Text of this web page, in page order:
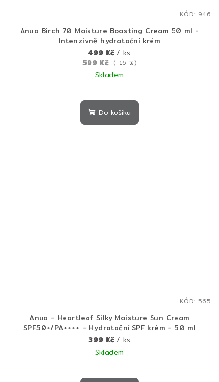
Anua Birch 70 Moisture Boosting Cream 50 ml -
Intenzivně hydratační krém
499 Kč/ ks
599 Kč (–16 %)
Skladem
Do košíku
KÓD: 946
Anua - Heartleaf Silky Moisture Sun Cream
SPF50+/PA++++ - Hydratační SPF krém - 50 ml
399 Kč/ ks
Skladem
KÓD: 565